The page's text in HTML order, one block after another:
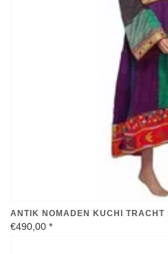
ANTIK NOMADEN KUCHI TRACHT
€490,00*